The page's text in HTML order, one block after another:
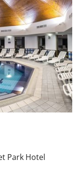
Park Hotel